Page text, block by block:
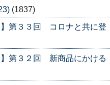
(1837)
】第３３回 コロナと共に登
】第３２回 新商品にかける